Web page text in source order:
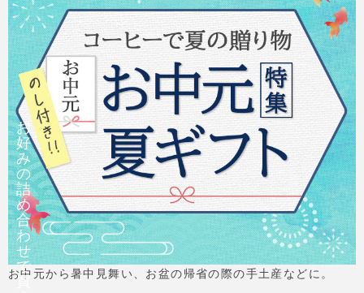
お中元から暑中見舞い、お盆の帰省の際の手土産などに。
お
好
み
の
詰
め
合
わ
せ
で
買